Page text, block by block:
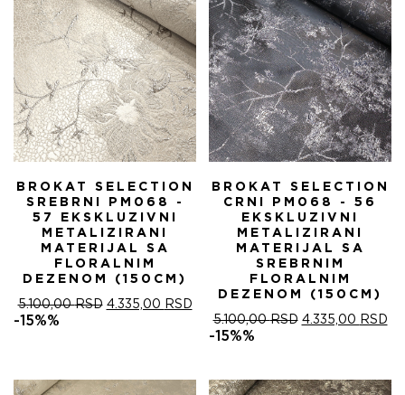
BROKAT SELECTION
SREBRNI PM068 -
57 EKSKLUZIVNI
METALIZIRANI
MATERIJAL SA
FLORALNIM
DEZENOM (150CM)
5.100,00RSD ОРИГИНАЛНА
4.335,00 RSDТРЕНУТНА
ЦЕНА
-15%%
BROKAT SELECTION
CRNI PM068 - 56
EKSKLUZIVNI
METALIZIRANI
MATERIJAL SA
SREBRNIM
FLORALNIM
DEZENOM (150CM)
5.100,00RSD ОРИГИНАЛНА
5.100,00 RSD.
4.335,00 RSD
-15%%